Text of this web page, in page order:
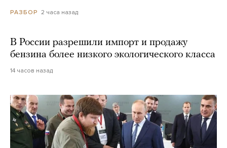
РАЗБОР 2 часа назад
В России разрешили импорт и продажу
бензина более низкого экологического класса
14 часов назад